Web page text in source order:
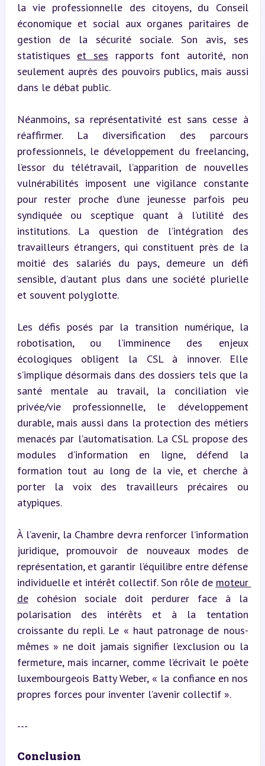
la vie professionnelle des citoyens, du Conseil
économique et social aux organes paritaires de
gestion de la sécurité sociale. Son avis, ses
statistiques et ses rapports font autorité, non
seulement auprès des pouvoirs publics, mais aussi
dans le débat public.
Néanmoins, sa représentativité est sans cesse à
réaffirmer. La diversification des parcours
professionnels, le développement du freelancing,
l’essor du télétravail, l’apparition de nouvelles
vulnérabilités imposent une vigilance constante
pour rester proche d’une jeunesse parfois peu
syndiquée ou sceptique quant à l’utilité des
institutions. La question de l’intégration des
travailleurs étrangers, qui constituent près de la
moitié des salariés du pays, demeure un défi
sensible, d’autant plus dans une société plurielle
et souvent polyglotte.
Les défis posés par la transition numérique, la
robotisation, ou l’imminence des enjeux
écologiques obligent la CSL à innover. Elle
s’implique désormais dans des dossiers tels que la
santé mentale au travail, la conciliation vie
privée/vie professionnelle, le développement
durable, mais aussi dans la protection des métiers
menacés par l’automatisation. La CSL propose des
modules d’information en ligne, défend la
formation tout au long de la vie, et cherche à
porter la voix des travailleurs précaires ou
atypiques.
À l’avenir, la Chambre devra renforcer l’information
juridique, promouvoir de nouveaux modes de
représentation, et garantir l’équilibre entre défense
individuelle et intérêt collectif. Son rôle de moteur
de cohésion sociale doit perdurer face à la
polarisation des intérêts et à la tentation
croissante du repli. Le « haut patronage de nous-
mêmes » ne doit jamais signifier l’exclusion ou la
fermeture, mais incarner, comme l’écrivait le poète
luxembourgeois Batty Weber, « la confiance en nos
propres forces pour inventer l’avenir collectif ».
---
Conclusion